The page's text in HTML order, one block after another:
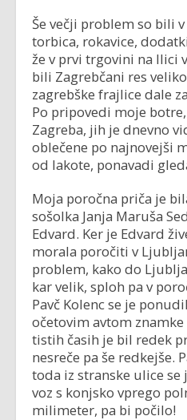
Še večji problem so bili
torbica, rokavice,
že v prvi trgovini na Ilici
bili Zagrebčani res
zagrebške frajlice dale
Po pripovedi moje
Zagreba, jih je dnevno
oblečene po najnovejši
od lakote, ponavadi
Moja poročna priča je
sošolka Janja Maruša
Edvard. Ker je Edvard
morala poročiti v
problem, kako do
kar velik, sploh pa v
Pavč Kolenc se je
očetovim avtom
tistih časih je bil redek
nesreče pa še redkejše.
toda iz stranske ulice
voz s konjsko vprego
milimeter, pa bi počilo!